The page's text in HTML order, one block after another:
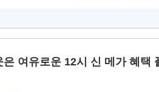
여유로운 12시 신 메가 혜택